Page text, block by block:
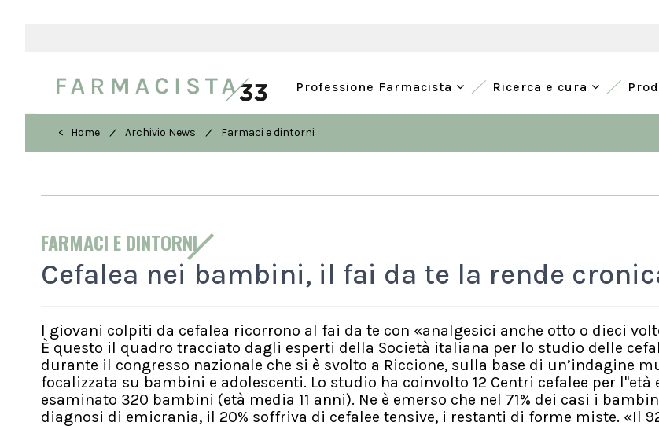
Professione Farmacista Ricerca e cura
< Home / Archivio News / Farmaci e dintorni
FARMACI E DINTORNI
Cefalea nei bambini, il fai da te la rende
I giovani colpiti da cefalea ricorrono al fai da te con «analgesici anche otto o dieci
È questo il quadro tracciato dagli esperti della Società italiana per lo studio delle
durante il congresso nazionale che si è svolto a Riccione, sulla base di un’indagine
focalizzata su bambini e adolescenti. Lo studio ha coinvolto 12 Centri cefalee per l''età
esaminato 320 bambini (età media 11 anni). Ne è emerso che nel 71% dei casi i
diagnosi di emicrania, il 20% soffriva di cefalee tensive, i restanti di forme miste. «Il